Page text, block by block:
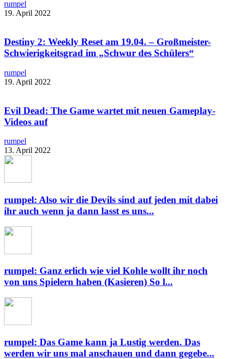
rumpel
19. April 2022
Destiny 2: Weekly Reset am 19.04. – Großmeister-
Schwierigkeitsgrad im „Schwur des Schülers“
rumpel
19. April 2022
Evil Dead: The Game wartet mit neuen Gameplay-
Videos auf
rumpel
13. April 2022
rumpel: Also wir die Devils sind auf jeden mit dabei
ihr auch wenn ja dann lasst es uns...
rumpel: Ganz erlich wie viel Kohle wollt ihr noch
von uns Spielern haben (Kasieren) So l...
rumpel: Das Game kann ja Lustig werden. Das
werden wir uns mal anschauen und dann gegebe...